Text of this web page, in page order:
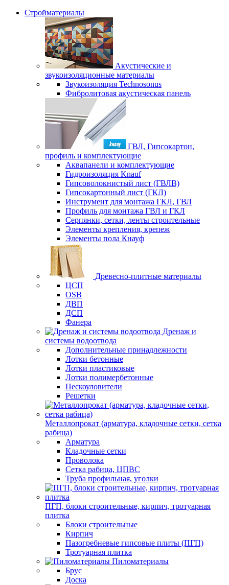
Стройматериалы
Акустические и
звукоизоляционные материалы
Звукоизоляция Technosonus
Фибролитовая акустическая панель
ГВЛ, Гипсокартон,
профиль и комплектующие
Аквапанели и комплектующие
Гидроизоляция Knauf
Гипсоволокнистый лист (ГВЛВ)
Гипсокартонный лист (ГКЛ)
Инструмент для монтажа ГКЛ, ГВЛ
Профиль для монтажа ГВЛ и ГКЛ
Серпянки, сетки, ленты строительные
Элементы крепления, крепеж
Элементы пола Кнауф
Древесно-плитные материалы
ЦСП
OSB
ДВП
ДСП
Фанера
Дренаж и
системы водоотвода
Дополнительные принадлежности
Лотки бетонные
Лотки пластиковые
Лотки полимербетонные
Пескоуловители
Решетки
Металлопрокат (арматура, кладочные сетки, сетка
рабица)
Арматура
Кладочные сетки
Проволока
Сетка рабица, ЦПВС
Труба профильная, уголки
ПГП, блоки строительные, кирпич, тротуарная
плитка
Блоки строительные
Кирпич
Пазогребневые гипсовые плиты (ПГП)
Тротуарная плитка
Пиломатериалы
Брус
Доска